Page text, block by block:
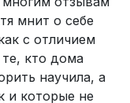
мнит о себе
с отличием
кто дома
научила, а
и которые не